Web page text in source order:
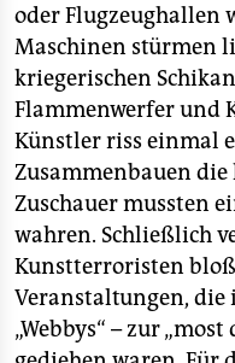
oder Flugzeughallen
Maschinen stürmen
kriegerischen
Flammenwerfer und
Künstler riss einmal
Zusammenbauen die
Zuschauer mussten
wahren. Schließlich
Kunstterroristen
Veranstaltungen,
„Webbys“ – zur